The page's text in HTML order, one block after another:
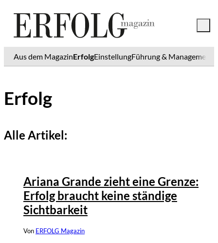
Aus dem MagazinErfolgEinstellungFührung & Management
Erfolg
Alle Artikel:
Ariana Grande zieht eine Grenze:
Erfolg braucht keine ständige
Sichtbarkeit
Von ERFOLG Magazin